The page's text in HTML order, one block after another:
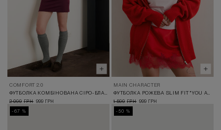
COMFORT 2.0
ФУТБОЛКА КОМБІНОВАНА СІРО-БЛАКИТНА
2 099 ГРН 999 ГРН
MAIN CHARACTER
ФУТБОЛКА РОЖЕВА SLIM FIT "YOU ARE THE MAIN CHARACTER"
1 599 ГРН 999 ГРН
-67 %
-50 %